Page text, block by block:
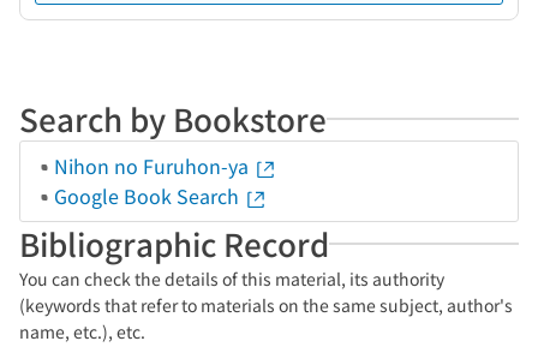
Search by Bookstore
Nihon no Furuhon-ya
Google Book Search
Bibliographic Record
You can check the details of this material, its authority
(keywords that refer to materials on the same subject, author's
name, etc.), etc.